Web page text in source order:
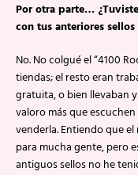
Por otra parte…
con tus anteriores
No. No colgué el “4100
tiendas; el resto eran
gratuita, o bien llevaban
valoro más que
venderla. Entiendo que
para mucha gente, pero
antiguos sellos no he